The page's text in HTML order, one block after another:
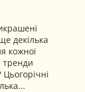
декілька
кожної
тренди